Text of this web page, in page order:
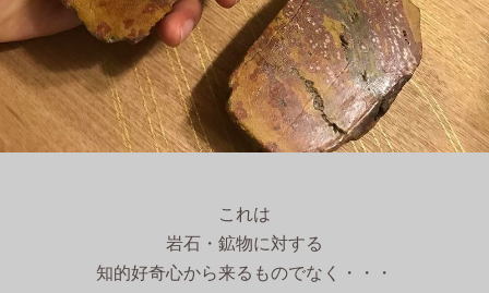
これは
岩石・鉱物に対する
知的好奇心から来るものでなく・・・